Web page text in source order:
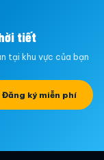
tiết
tại khu vực của bạn
Đăng ký miễn phí